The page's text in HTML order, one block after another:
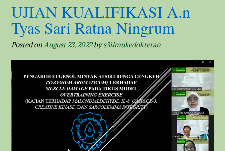
UJIAN KUALIFIKASI A.n
Tyas Sari Ratna Ningrum
Posted onAugust 23, 2022bys3ilmukedokteran